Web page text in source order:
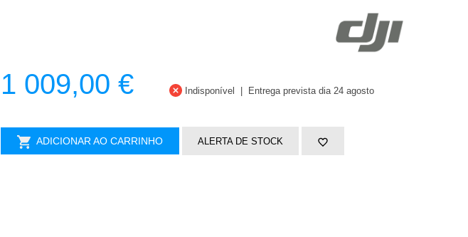
1 009,00 € Indisponível Entrega prevista dia 24 agosto
ADICIONAR AO CARRINHO ALERTA DE STOCK